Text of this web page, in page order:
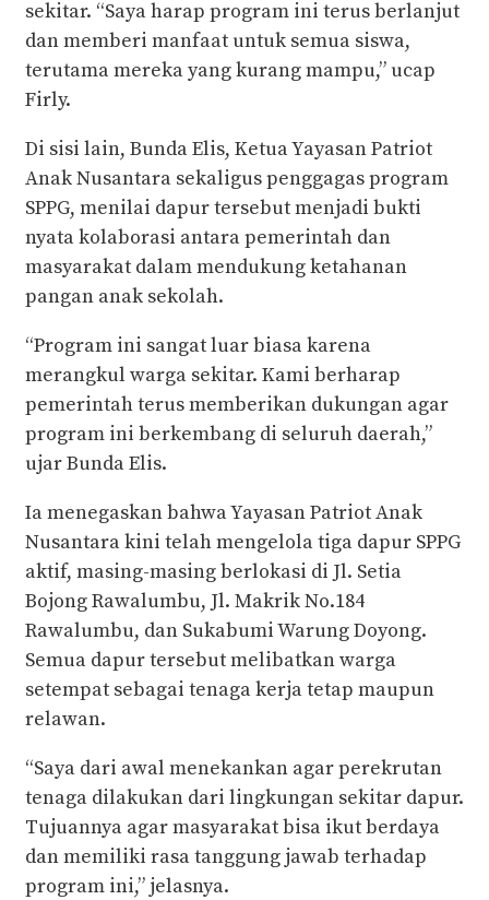
sekitar. “Saya harap program ini terus berlanjut
dan memberi manfaat untuk semua siswa,
terutama mereka yang kurang mampu,” ucap
Firly.
Di sisi lain, Bunda Elis, Ketua Yayasan Patriot
Anak Nusantara sekaligus penggagas program
SPPG, menilai dapur tersebut menjadi bukti
nyata kolaborasi antara pemerintah dan
masyarakat dalam mendukung ketahanan
pangan anak sekolah.
“Program ini sangat luar biasa karena
merangkul warga sekitar. Kami berharap
pemerintah terus memberikan dukungan agar
program ini berkembang di seluruh daerah,”
ujar Bunda Elis.
Ia menegaskan bahwa Yayasan Patriot Anak
Nusantara kini telah mengelola tiga dapur SPPG
aktif, masing-masing berlokasi di Jl. Setia
Bojong Rawalumbu, Jl. Makrik No.184
Rawalumbu, dan Sukabumi Warung Doyong.
Semua dapur tersebut melibatkan warga
setempat sebagai tenaga kerja tetap maupun
relawan.
“Saya dari awal menekankan agar perekrutan
tenaga dilakukan dari lingkungan sekitar dapur.
Tujuannya agar masyarakat bisa ikut berdaya
dan memiliki rasa tanggung jawab terhadap
program ini,” jelasnya.